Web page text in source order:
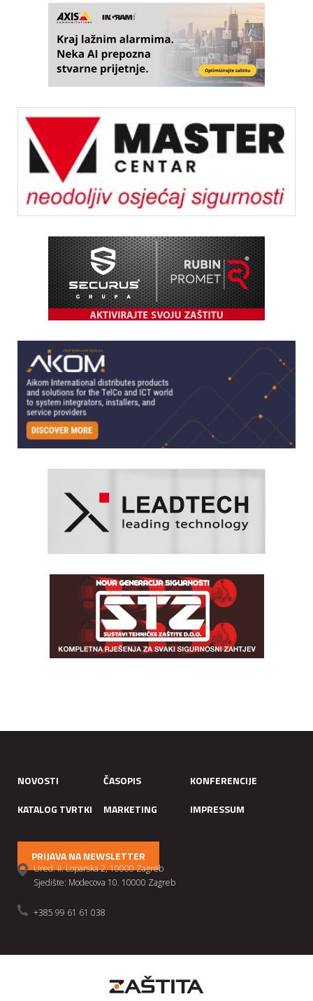
NOVOSTI ČASOPIS
KONFERENCIJE
KATALOG TVRTKI
MARKETING IMPRESSUM
PRIJAVA NA NEWSLETTER
Ured: II. Loparska 2, 10000 Zagreb
Sjedište: Modecova 10. 10000 Zagreb
+385 99 61 61 038